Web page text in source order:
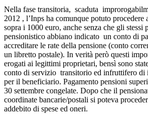
Nella fase transitoria, scaduta
2012 , l’Inps ha comunque potuto procedere
sopra i 1000 euro, anche senza che gli stessi
pensionistico abbiano indicato un conto di
accreditare le rate della pensione (conto
un libretto postale). In verità però questi
erogati ai legittimi proprietari, bensì sono
conto di servizio transitorio ed infruttifero di
per il beneficiario. Pagamento pensioni
30 settembre congelate. Dopo che il
coordinate bancarie/postali si poteva
addebito di spese ed oneri.